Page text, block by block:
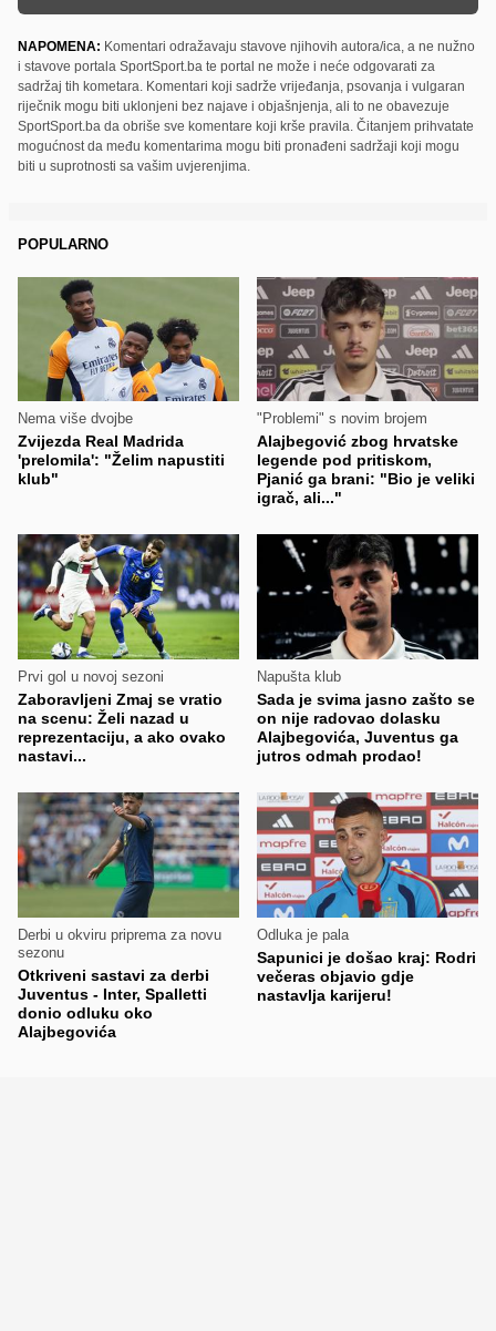
NAPOMENA: Komentari odražavaju stavove njihovih autora/ica, a ne nužno
i stavove portala SportSport.ba te portal ne može i neće odgovarati za
sadržaj tih kometara. Komentari koji sadrže vrijeđanja, psovanja i vulgaran
riječnik mogu biti uklonjeni bez najave i objašnjenja, ali to ne obavezuje
SportSport.ba da obriše sve komentare koji krše pravila. Čitanjem prihvatate
mogućnost da među komentarima mogu biti pronađeni sadržaji koji mogu
biti u suprotnosti sa vašim uvjerenjima.
POPULARNO
Nema više dvojbe
Zvijezda Real Madrida
'prelomila': "Želim napustiti
klub"
"Problemi" s novim brojem
Alajbegović zbog hrvatske
legende pod pritiskom,
Pjanić ga brani: "Bio je veliki
igrač, ali..."
Prvi gol u novoj sezoni
Zaboravljeni Zmaj se vratio
na scenu: Želi nazad u
reprezentaciju, a ako ovako
nastavi...
Napušta klub
Sada je svima jasno zašto se
on nije radovao dolasku
Alajbegovića, Juventus ga
jutros odmah prodao!
Derbi u okviru priprema za novu
sezonu
Otkriveni sastavi za derbi
Juventus - Inter, Spalletti
donio odluku oko
Alajbegovića
Odluka je pala
Sapunici je došao kraj: Rodri
večeras objavio gdje
nastavlja karijeru!